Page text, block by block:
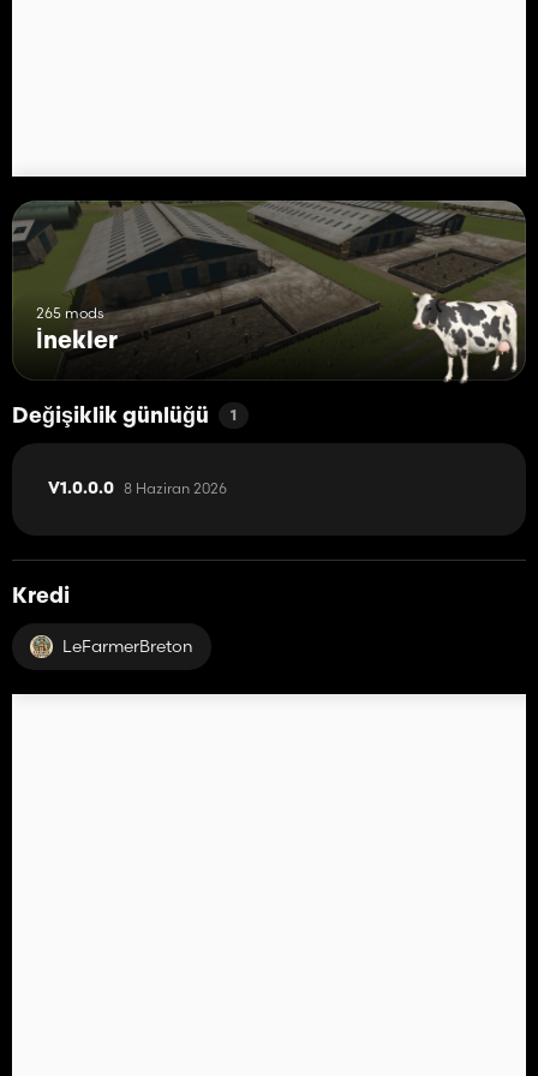
265 mods
İnekler
Değişiklik günlüğü 1
V1.0.0.0 8 Haziran 2026
Kredi
LeFarmerBreton